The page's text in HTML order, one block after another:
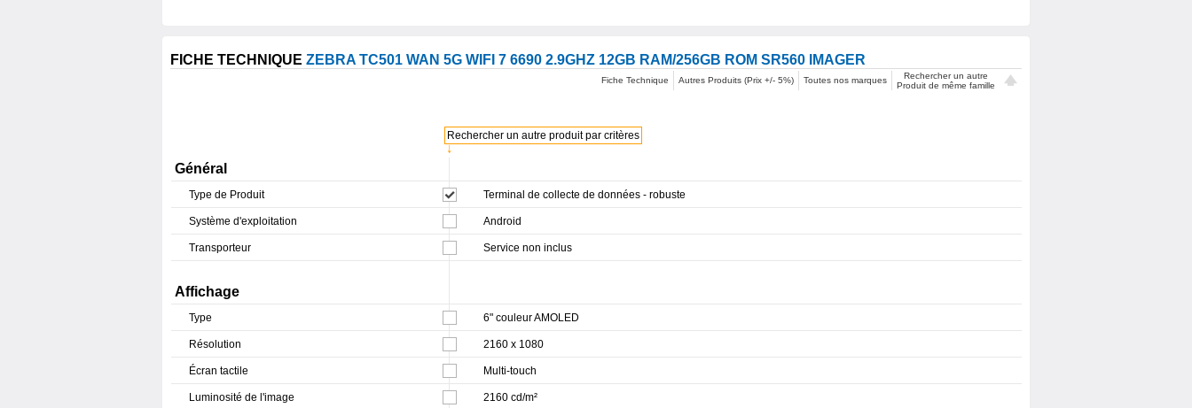
FICHE TECHNIQUE ZEBRA TC501 WAN 5G WIFI 7 6690 2.9GHZ 12GB RAM/256GB ROM SR560 IMAGER
Fiche Technique Autres Produits (Prix +/- 5%) Toutes nos marques
Rechercher un autre
Produit de même famille
↓
Rechercher un autre produit par critères
Général
Type de Produit Terminal de collecte de données - robuste
Système d'exploitation Android
Transporteur Service non inclus
Affichage
Type 6" couleur AMOLED
Résolution 2160 x 1080
Écran tactile Multi-touch
Luminosité de l'image 2160 cd/m²